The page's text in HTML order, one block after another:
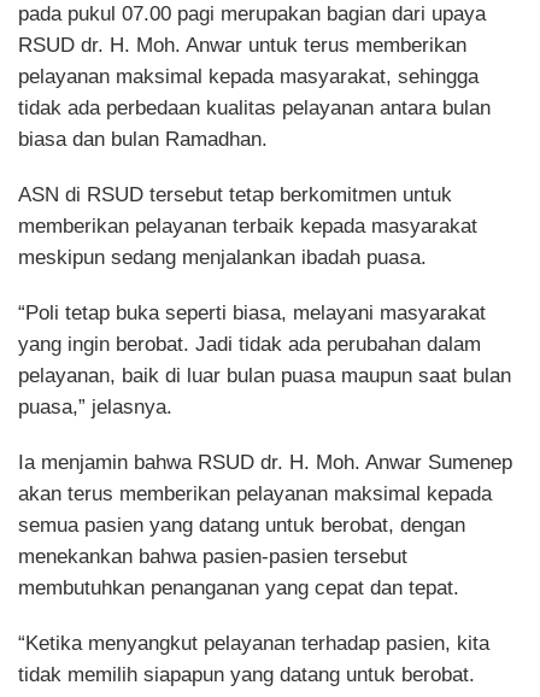
pada pukul 07.00 pagi merupakan bagian dari upaya
RSUD dr. H. Moh. Anwar untuk terus memberikan
pelayanan maksimal kepada masyarakat, sehingga
tidak ada perbedaan kualitas pelayanan antara bulan
biasa dan bulan Ramadhan.
ASN di RSUD tersebut tetap berkomitmen untuk
memberikan pelayanan terbaik kepada masyarakat
meskipun sedang menjalankan ibadah puasa.
“Poli tetap buka seperti biasa, melayani masyarakat
yang ingin berobat. Jadi tidak ada perubahan dalam
pelayanan, baik di luar bulan puasa maupun saat bulan
puasa,” jelasnya.
Ia menjamin bahwa RSUD dr. H. Moh. Anwar Sumenep
akan terus memberikan pelayanan maksimal kepada
semua pasien yang datang untuk berobat, dengan
menekankan bahwa pasien-pasien tersebut
membutuhkan penanganan yang cepat dan tepat.
“Ketika menyangkut pelayanan terhadap pasien, kita
tidak memilih siapapun yang datang untuk berobat.